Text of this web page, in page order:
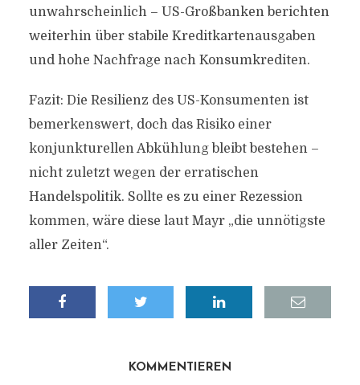
unwahrscheinlich – US-Großbanken berichten
weiterhin über stabile Kreditkartenausgaben
und hohe Nachfrage nach Konsumkrediten.
Fazit: Die Resilienz des US-Konsumenten ist
bemerkenswert, doch das Risiko einer
konjunkturellen Abkühlung bleibt bestehen –
nicht zuletzt wegen der erratischen
Handelspolitik. Sollte es zu einer Rezession
kommen, wäre diese laut Mayr „die unnötigste
aller Zeiten“.
KOMMENTIEREN